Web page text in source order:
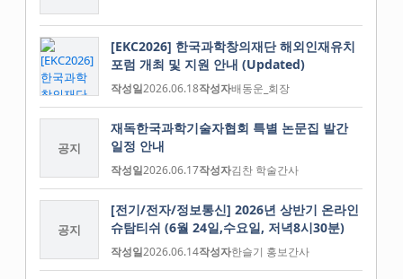
[EKC2026] 한국과학창의재단 해외인재유치
포럼 개최 및 지원 안내 (Updated)
작성일2026.06.18작성자배동운_회장
공지
재독한국과학기술자협회 특별 논문집 발간
일정 안내
작성일2026.06.17작성자김찬 학술간사
공지
[전기/전자/정보통신] 2026년 상반기 온라인
슈탐티쉬 (6월 24일,수요일, 저녁8시30분)
작성일2026.06.14작성자한슬기 홍보간사